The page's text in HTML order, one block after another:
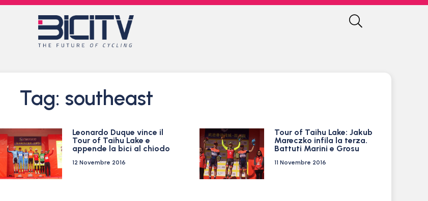
Tag: southeast
Leonardo Duque vince il
Tour of Taihu Lake e
appende la bici al chiodo
12 Novembre 2016
Tour of Taihu Lake: Jakub
Mareczko infila la terza.
Battuti Marini e Grosu
11 Novembre 2016